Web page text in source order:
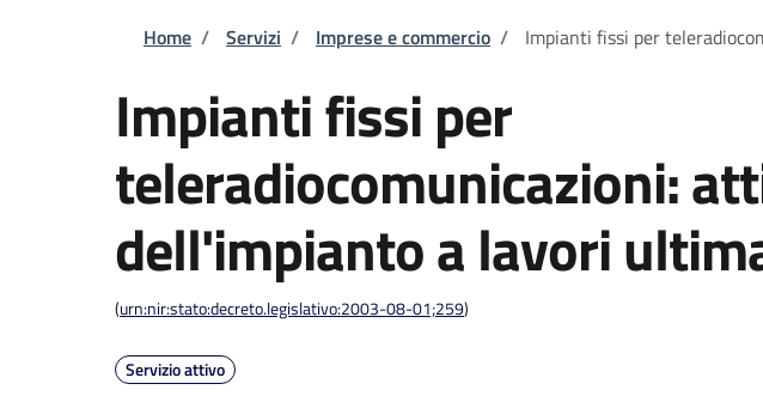
Briciole di pane
Home / Servizi / Imprese e commercio / Impianti fissi per
Impianti fissi per
teleradiocomunicazioni:
dell'impianto a lavori
(urn:nir:stato:decreto.legislativo:2003-08-01;259)
Servizio attivo